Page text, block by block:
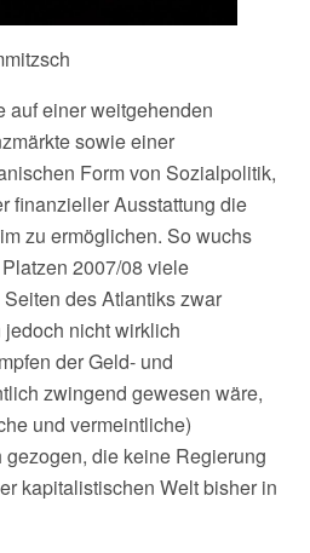
auf einer weitgehenden
sowie einer
Form von Sozialpolitik,
finanzieller Ausstattung die
zu ermöglichen. So wuchs
2007/08 viele
des Atlantiks zwar
nicht wirklich
der Geld- und
zwingend gewesen wäre,
und vermeintliche)
die keine Regierung
kapitalistischen Welt bisher in